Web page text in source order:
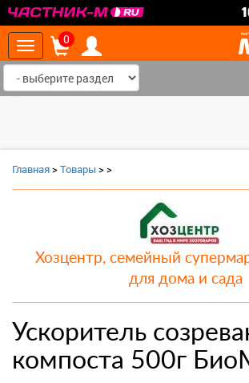
Toggle
navigation
0
Главная>Товары >>
Хозцентр, семейный
для дома и сада
Ускоритель
компоста 500г
‹